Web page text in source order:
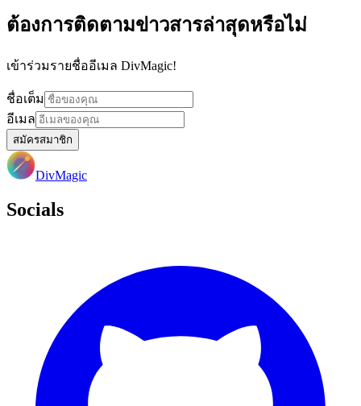
ต้องการติดตามข่าวสารล่าสุดหรือไม่
เข้าร่วมรายชื่ออีเมล DivMagic!
ชื่อเต็ม
อีเมล
สมัครสมาชิก
DivMagic
Socials